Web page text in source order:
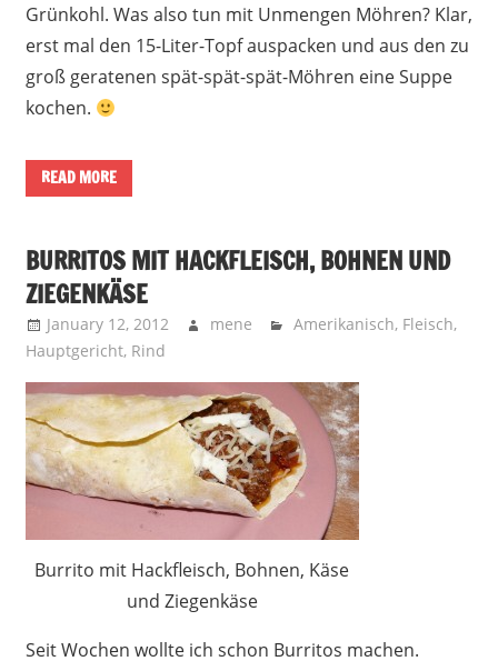
Grünkohl. Was also tun mit Unmengen Möhren? Klar,
erst mal den 15-Liter-Topf auspacken und aus den zu
groß geratenen spät-spät-spät-Möhren eine Suppe
kochen.
READ MORE
BURRITOS MIT HACKFLEISCH, BOHNEN UND
ZIEGENKÄSE
January 12, 2012 mene Amerikanisch, Fleisch,
Hauptgericht, Rind
Burrito mit Hackfleisch, Bohnen, Käse
und Ziegenkäse
Seit Wochen wollte ich schon Burritos machen.